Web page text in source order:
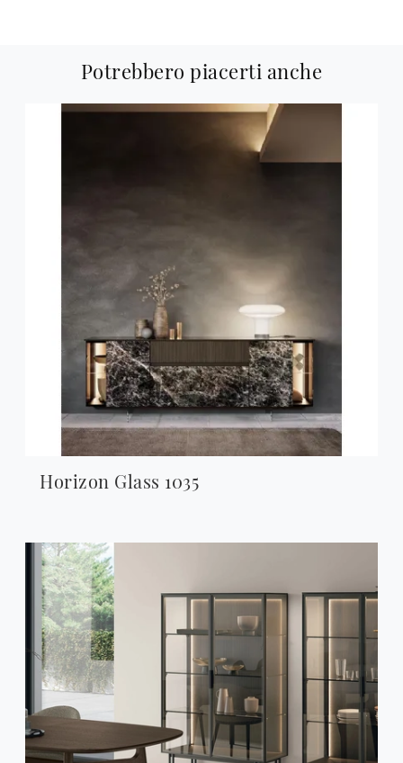
Potrebbero piacerti anche
Horizon Glass 1035